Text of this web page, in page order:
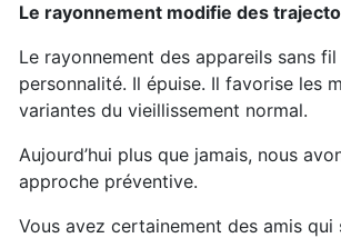
Le rayonnement modifie des
Le rayonnement des appareils sans
personnalité. Il épuise. Il favorise les
variantes du vieillissement normal.
Aujourd’hui plus que jamais, nous
approche préventive.
Vous avez certainement des amis